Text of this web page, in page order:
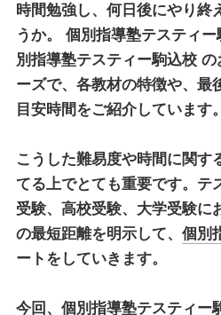
時間勉強し、何日後にやり終
うか。 個別指導塾テスティー
別指導塾テスティー駒込校の
ーズで、各教材の特徴や、最
目安時間をご紹介しています。
こうした難易度や時間に関す
てる上でとても重要です。テ
受験、高校受験、大学受験に
の最短距離を明示して、 個別
ートをしていきます。
今回、 個別指導塾テスティー